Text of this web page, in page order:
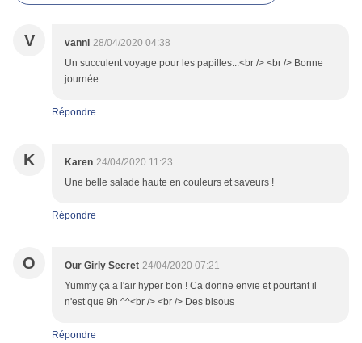
V vanni 28/04/2020 04:38
Un succulent voyage pour les papilles...<br /> <br /> Bonne
journée.
Répondre
K Karen 24/04/2020 11:23
Une belle salade haute en couleurs et saveurs !
Répondre
O Our Girly Secret 24/04/2020 07:21
Yummy ça a l'air hyper bon ! Ca donne envie et pourtant il
n'est que 9h ^^<br /> <br /> Des bisous
Répondre